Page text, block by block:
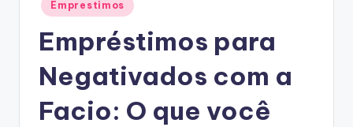
in
Emprestimos
Empréstimos para
Negativados com a
Facio: O que você